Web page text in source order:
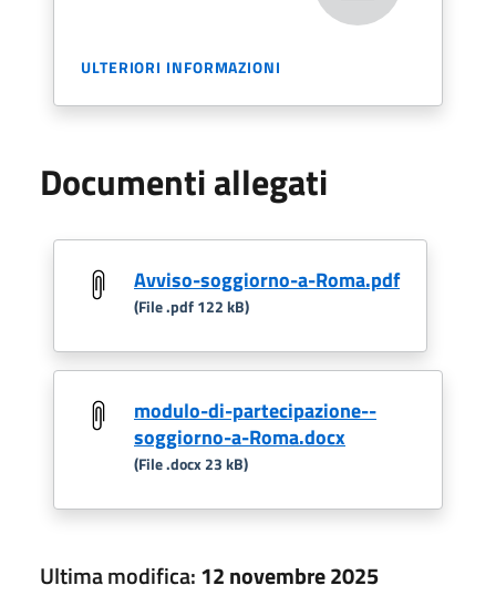
ULTERIORI INFORMAZIONI
Documenti allegati
Avviso-soggiorno-a-Roma.pdf
(File .pdf 122 kB)
modulo-di-partecipazione--
soggiorno-a-Roma.docx
(File .docx 23 kB)
Ultima modifica:12 novembre 2025